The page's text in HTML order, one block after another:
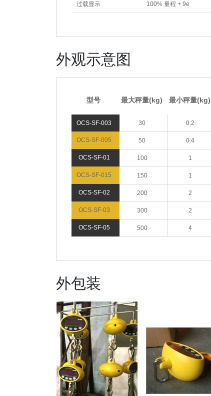
过载显示 100% 量程 + 9e
外观示意图
型号 最大秤量(kg) 最小秤量(kg)
OCS-SF-003 30 0.2
OCS-SF-005 50 0.4
OCS-SF-01 100 1
OCS-SF-015 150 1
OCS-SF-02 200 2
OCS-SF-03 300 2
OCS-SF-05 500 4
外包装